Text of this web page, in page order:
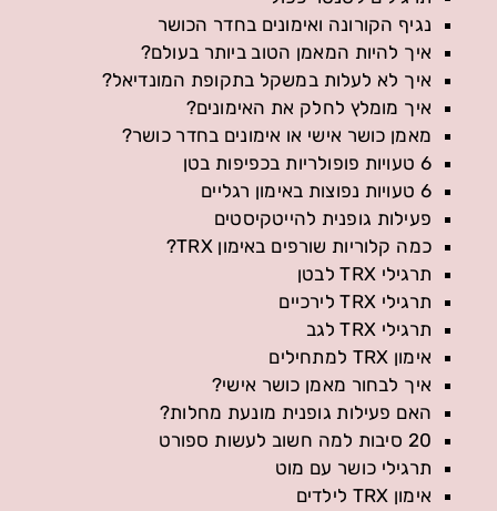
נגיף הקורונה ואימונים בחדר הכושר
איך להיות המאמן הטוב ביותר בעולם?
איך לא לעלות במשקל בתקופת המונדיאל?
איך מומלץ לחלק את האימונים?
מאמן כושר אישי או אימונים בחדר כושר?
6 טעויות פופולריות בכפיפות בטן
6 טעויות נפוצות באימון רגליים
פעילות גופנית להייטקיסטים
כמה קלוריות שורפים באימון TRX?
תרגילי TRX לבטן
תרגילי TRX לירכיים
תרגילי TRX לגב
אימון TRX למתחילים
איך לבחור מאמן כושר אישי?
האם פעילות גופנית מונעת מחלות?
20 סיבות למה חשוב לעשות ספורט
תרגילי כושר עם מוט
אימון TRX לילדים